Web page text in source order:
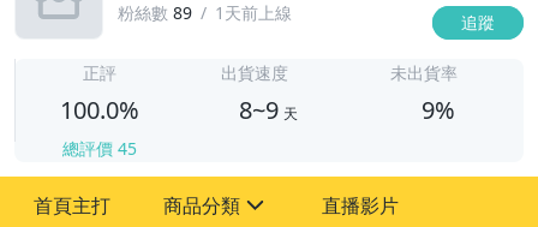
粉絲數 89 1天前上線 追蹤
正評
100.0%
總評價 45
出貨速度
8~9 天
未出貨率
9%
首頁主打 商品分類 直播影片